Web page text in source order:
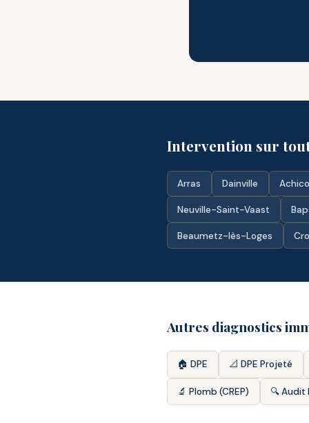
Intervention sur
Arras Dainville
Neuville-Saint-Vaast
Beaumetz-lès-Loges
Autres diagnostics
🏠 DPE 📐 DPE Projeté
🔬 Plomb (CREP) 🔍 Audit